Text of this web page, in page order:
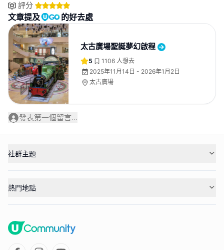
評分
文章提及 的好去處
太古廣場聖誕夢幻啟程
5 1106 人想去
2025年11月14日 - 2026年1月2日
太古廣場
發表第一個留言...
社群主題
熱門地點